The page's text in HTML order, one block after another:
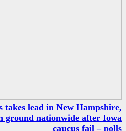
Feel the Bern? Sanders takes
him & Buttigieg gain ground